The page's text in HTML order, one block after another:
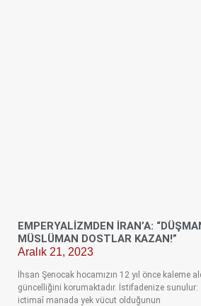
EMPERYALIZMDEN İRAN’A:
MÜSLÜMAN DOSTLAR KAZAN!”
Aralık 21, 2023
İhsan Şenocak hocamızın 12 yıl önce kaleme
güncelliğini korumaktadır. İstifadenize
ictimaî manada yek vücut olduğunun